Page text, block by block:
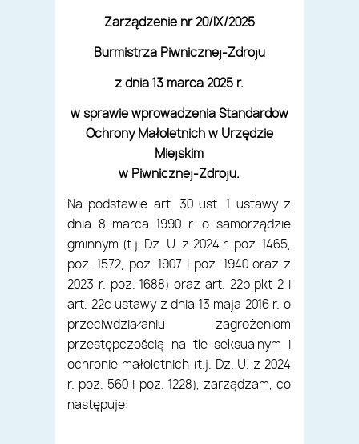
Zarządzenie nr 20/IX/2025
Burmistrza Piwnicznej-Zdroju
z dnia 13 marca 2025 r.
w sprawie wprowadzenia Standardów
Ochrony Małoletnich w Urzędzie
Miejskim
w Piwnicznej-Zdroju.
Na podstawie art. 30 ust. 1 ustawy z
dnia 8 marca 1990 r. o samorządzie
gminnym (t.j. Dz. U. z 2024 r. poz. 1465,
poz. 1572, poz. 1907 i poz. 1940 oraz z
2023 r. poz. 1688) oraz art. 22b pkt 2 i
art. 22c ustawy z dnia 13 maja 2016 r. o
przeciwdziałaniu zagrożeniom
przestępczością na tle seksualnym i
ochronie małoletnich (t.j. Dz. U. z 2024
r. poz. 560 i poz. 1228), zarządzam, co
następuje: